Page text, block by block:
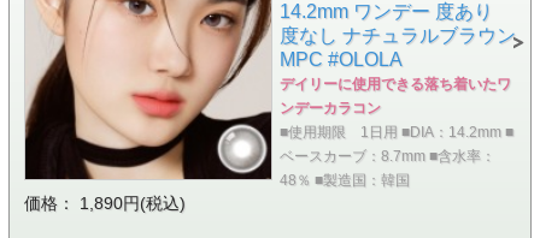
14.2mm ワンデー 度あり
度なし ナチュラルブラウン
MPC #OLOLA
デイリーに使用できる落ち着いたワ
ンデーカラコン
■使用期限 1日用 ■DIA：14.2mm ■
ベースカーブ：8.7mm ■含水率：
48％ ■製造国：韓国
価格： 1,890円(税込)